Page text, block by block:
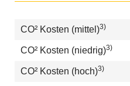
CO² Kosten (mittel)3)
CO² Kosten (niedrig)3)
CO² Kosten (hoch)3)